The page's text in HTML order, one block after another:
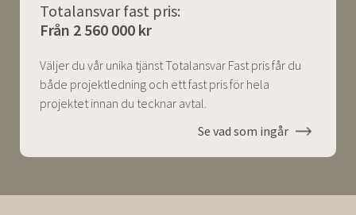
Totalansvar fast pris:
Från 2 560 000 kr
Väljer du vår unika tjänst Totalansvar Fast pris får du
både projektledning och ett fast pris för hela
projektet innan du tecknar avtal.
Se vad som ingår